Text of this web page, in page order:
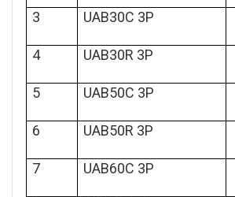
3 UAB30C 3P
4 UAB30R 3P
5 UAB50C 3P
6 UAB50R 3P
7 UAB60C 3P